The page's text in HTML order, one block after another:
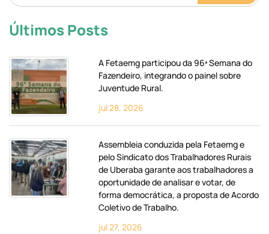
Últimos Posts
A Fetaemg participou da 96ª Semana do
Fazendeiro, integrando o painel sobre
Juventude Rural.
jul 28, 2026
Assembleia conduzida pela Fetaemg e
pelo Sindicato dos Trabalhadores Rurais
de Uberaba garante aos trabalhadores a
oportunidade de analisar e votar, de
forma democrática, a proposta de Acordo
Coletivo de Trabalho.
jul 27, 2026